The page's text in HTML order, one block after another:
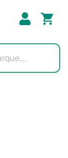
shopping_cart